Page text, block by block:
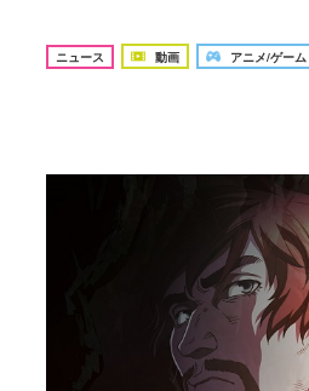
ニュース 動画 アニメ/ゲーム